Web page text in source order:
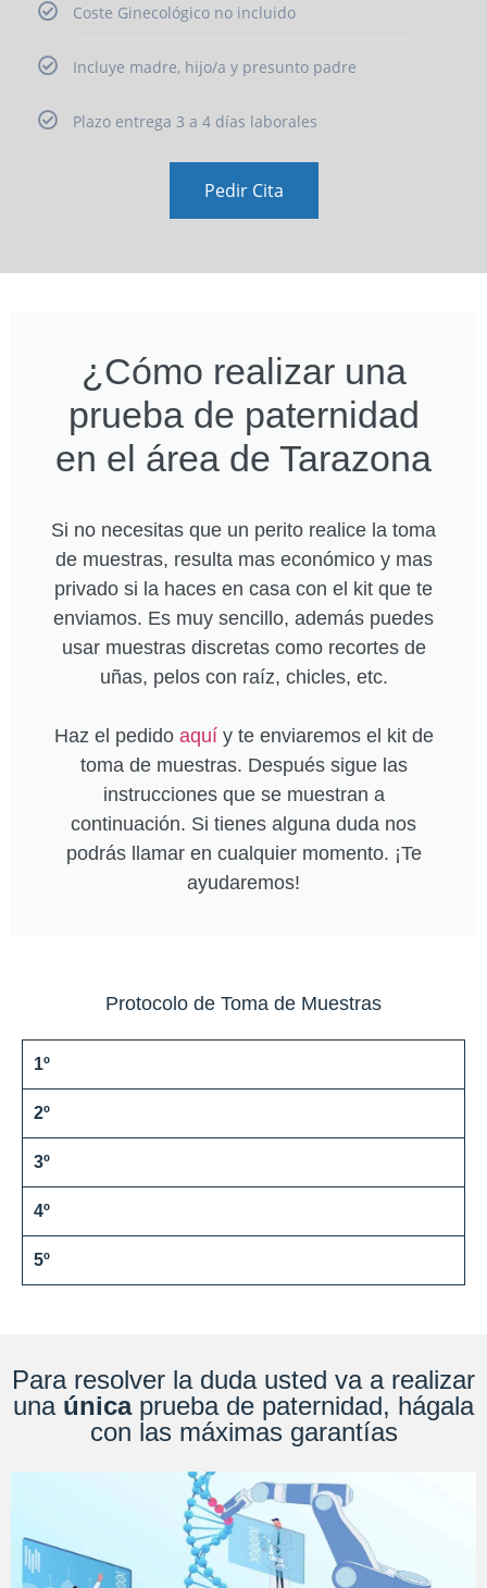
Coste Ginecológico no incluido
Incluye madre, hijo/a y presunto padre
Plazo entrega 3 a 4 días laborales
Pedir Cita
¿Cómo realizar una
prueba de paternidad
en el área de Tarazona
Si no necesitas que un perito realice la toma
de muestras, resulta mas económico y mas
privado si la haces en casa con el kit que te
enviamos. Es muy sencillo, además puedes
usar muestras discretas como recortes de
uñas, pelos con raíz, chicles, etc.
Haz el pedido aquíy te enviaremos el kit de
toma de muestras. Después sigue las
instrucciones que se muestran a
continuación. Si tienes alguna duda nos
podrás llamar en cualquier momento. ¡Te
ayudaremos!
Protocolo de Toma de Muestras
1º
2º
3º
4º
5º
Para resolver la duda usted va a realizar
una únicaprueba de paternidad, hágala
con las máximas garantías